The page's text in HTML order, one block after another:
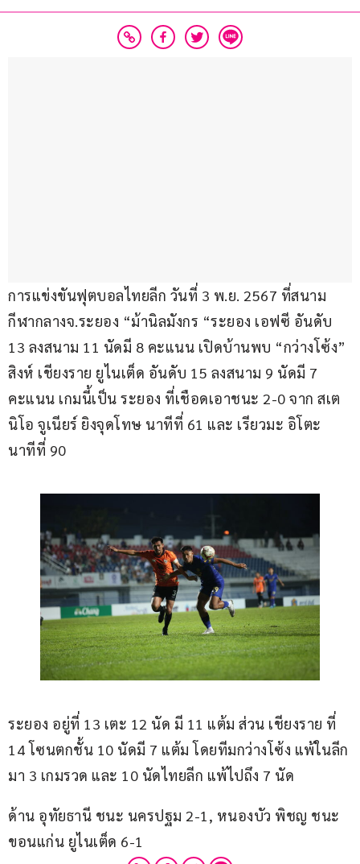
การแข่งขันฟุตบอลไทยลีก วันที่ 3 พ.ย. 2567 ที่สนาม
กีฬากลางจ.ระยอง “ม้านิลมังกร “ระยอง เอฟซี อันดับ
13 ลงสนาม 11 นัดมี 8 คะแนน เปิดบ้านพบ “กว่างโซ้ง”
สิงห์ เชียงราย ยูไนเต็ด อันดับ 15 ลงสนาม 9 นัดมี 7
คะแนน เกมนี้เป็น ระยอง ที่เชือดเอาชนะ 2-0 จาก สเต
นิโอ จูเนียร์ ยิงจุดโทษ นาทีที่ 61 และ เรียวมะ อิโตะ
นาทีที่ 90
ระยอง อยู่ที่ 13 เตะ 12 นัด มี 11 แต้ม ส่วน เชียงราย ที่
14 โซนตกชั้น 10 นัดมี 7 แต้ม โดยทีมกว่างโซ้ง แพ้ในลีก
มา 3 เกมรวด และ 10 นัดไทยลีก แพ้ไปถึง 7 นัด
ด้าน อุทัยธานี ชนะ นครปฐม 2-1, หนองบัว พิชญ ชนะ
ขอนแก่น ยูไนเต็ด 6-1